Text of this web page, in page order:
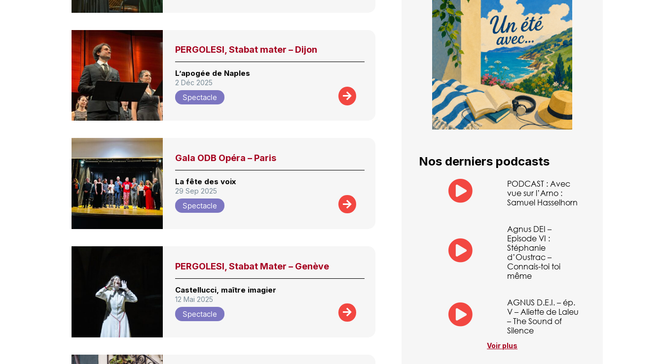
PERGOLESI, Stabat mater – Dijon
L’apogée de Naples
2 Déc 2025
Spectacle
Gala ODB Opéra – Paris
La fête des voix
29 Sep 2025
Spectacle
PERGOLESI, Stabat Mater – Genève
Castellucci, maître imagier
12 Mai 2025
Spectacle
Nos derniers podcasts
PODCAST : Avec
vue sur l’Arno :
Samuel Hasselhorn
Agnus DEI –
Episode VI :
Stéphanie
d’Oustrac –
Connais-toi toi
même
AGNUS D.E.I. – ép.
V – Aliette de Laleu
– The Sound of
Silence
Voir plus